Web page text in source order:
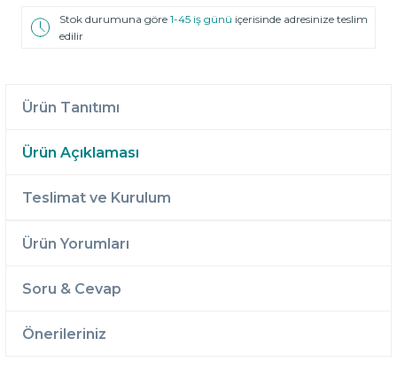
Stok durumuna göre1-45 iş günü içerisinde adresinize teslim
edilir
Ürün Tanıtımı
Ürün Açıklaması
Teslimat ve Kurulum
Ürün Yorumları
Soru & Cevap
Önerileriniz